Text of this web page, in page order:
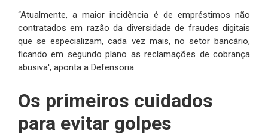
“Atualmente, a maior incidência é de empréstimos não
contratados em razão da diversidade de fraudes digitais
que se especializam, cada vez mais, no setor bancário,
ficando em segundo plano as reclamações de cobrança
abusiva', aponta a Defensoria.
Os primeiros cuidados
para evitar golpes